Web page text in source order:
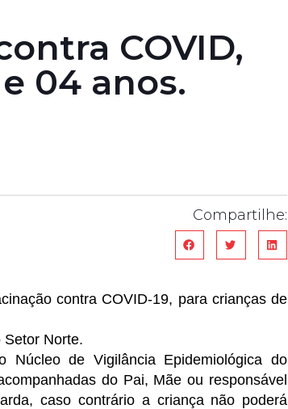
COVID,
04 anos.
Compartilhe:
contra COVID-19, para crianças de
Norte.
Núcleo de Vigilância Epidemiológica do
do Pai, Mãe ou responsável
caso contrário a criança não poderá